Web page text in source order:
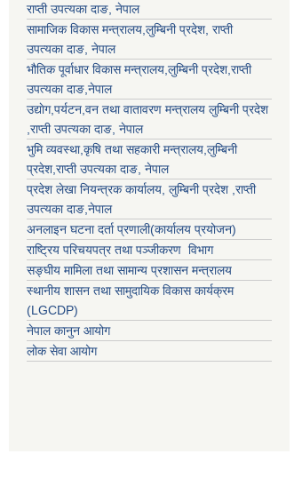
राप्ती उपत्यका दाङ , नेपाल
सामाजिक विकास मन्त्रालय, लुम्बिनी प्रदेश राप्ती
उपत्यका दाङ , नेपाल
भौतिक पूर्वाधार विकास मन्त्रालय, लुम्बिनी प्रदेश राप्ती
उपत्यका दाङ ,नेपाल
उद्याेग,पर्यटन,वन तथा वातावरण मन्त्रालय लुम्बिनी प्रदेश
राप्ती उपत्यका दाङ , नेपाल
भुमि व्यवस्था,कृषि तथा सहकारी मन्त्रालय, लुम्बिनी
प्रदेश राप्ती उपत्यका दाङ , नेपाल
प्रदेश लेखा नियन्त्रक कार्यालय, लुम्बिनी प्रदेश राप्ती
उपत्यका दाङ ,नेपाल
अनलाइन घटना दर्ता प्रणाली(कार्यालय प्रयोजन)
राष्ट्रिय परिचयपत्र तथा पञ्जीकरण विभाग
सङ्घीय मामिला तथा सामान्य प्रशासन मन्त्रालय
स्थानीय शासन तथा सामुदायिक विकास कार्यक्रम
(LGCDP)
नेपाल कानुन आयोग
लोक सेवा आयोग